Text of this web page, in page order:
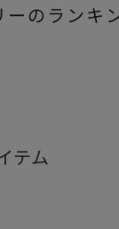
のランキ
テム